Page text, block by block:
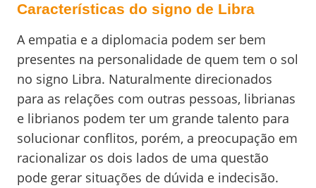
Características do signo de Libra
A empatia e a diplomacia podem ser bem
presentes na personalidade de quem tem o sol
no signo Libra. Naturalmente direcionados
para as relações com outras pessoas, librianas
e librianos podem ter um grande talento para
solucionar conflitos, porém, a preocupação em
racionalizar os dois lados de uma questão
pode gerar situações de dúvida e indecisão.